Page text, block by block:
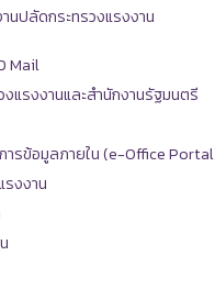
นปลัดกระทรวงแรงงาน
Mail
แรงงานและสำนักงานรัฐมนตรี
ารข้อมูลภายใน (e-Office
งงาน